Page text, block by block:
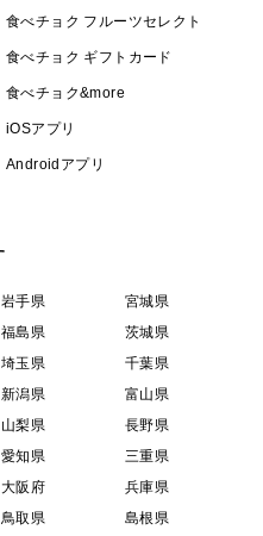
食べチョク フルーツセレクト
食べチョク ギフトカード
食べチョク&more
iOSアプリ
Androidアプリ
岩手県
宮城県
福島県
茨城県
埼玉県
千葉県
新潟県
富山県
山梨県
長野県
愛知県
三重県
大阪府
兵庫県
鳥取県 島根県